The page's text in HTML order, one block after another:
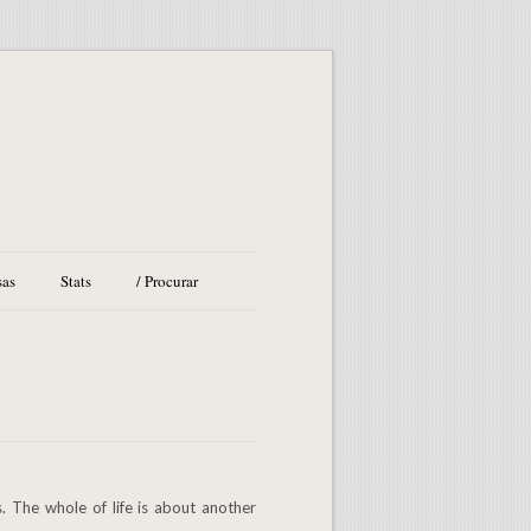
Stats / Procurar